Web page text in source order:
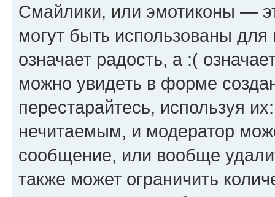
Смайлики, или эмотиконы —
могут быть использованы
означает радость, а :(
можно увидеть в форме
перестарайтесь, используя
нечитаемым, и модератор
сообщение, или вообще
также может ограничить